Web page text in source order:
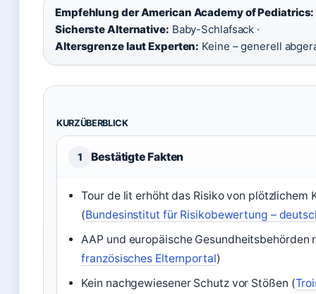
Empfehlung der American Academy of Pediatrics:
Sicherste Alternative: Baby-Schlafsack ·
Altersgrenze laut Experten: Keine – generell
KURZÜBERBLICK
1 Bestätigte Fakten
Tour de lit erhöht das Risiko von plötzlichem
(Bundesinstitut für Risikobewertung –
AAP und europäische Gesundheitsbehörden
französisches Elternportal)
Kein nachgewiesener Schutz vor Stößen (